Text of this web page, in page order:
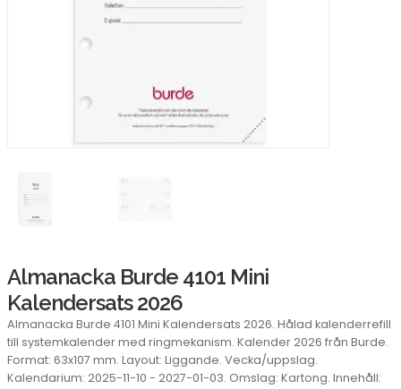
Almanacka Burde 4101 Mini
Kalendersats 2026
Almanacka Burde 4101 Mini Kalendersats 2026. Hålad kalenderrefill
till systemkalender med ringmekanism. Kalender 2026 från Burde.
Format: 63x107 mm. Layout: Liggande. Vecka/uppslag.
Kalendarium: 2025-11-10 - 2027-01-03. Omslag: Kartong. Innehåll: